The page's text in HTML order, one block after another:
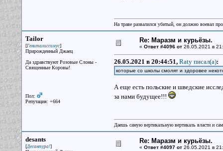
На траве развалился убитый, он должно воевал
Tailor
[Гениталиссимус]
Прирожденный Джаец
Да здравствуют Розовые Слоны -
Священные Коровы!
Пол:
Репутация: +664
Re: Маразм и курьёзы.
« Ответ #4096 от26.05.2021 в
26.05.2021 в 20:44:51, Raty писал(a):
которые со школы смолят и здоровее
А еще есть польские и шведские
за нами будущее!!!
Даешь самую вертикальную вертикаль власти и
desants
[Десантура!]
Re: Маразм и курьёзы.
« Ответ #4097 от26.05.2021 в